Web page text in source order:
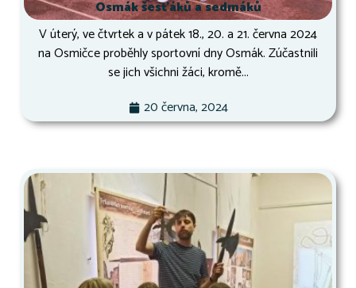
Osmák šesťáků a sedmáků
V úterý, ve čtvrtek a v pátek 18., 20. a 21. června 2024
na Osmičce proběhly sportovní dny Osmák. Zúčastnili
se jich všichni žáci, kromě...
20 června, 2024